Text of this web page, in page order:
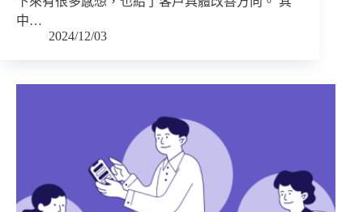
中…
2024/12/03